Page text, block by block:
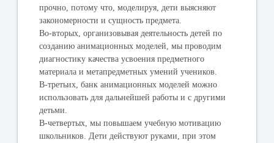
прочно, потому что, моделируя, дети выясняют
закономерности и сущность предмета.
Во-вторых, организовывая деятельность детей по
созданию анимационных моделей, мы проводим
диагностику качества усвоения предметного
материала и метапредметных умений учеников.
В-третьих, банк анимационных моделей можно
использовать для дальнейшей работы и с другими
детьми.
В-четвертых, мы повышаем учебную мотивацию
школьников. Дети действуют руками, при этом